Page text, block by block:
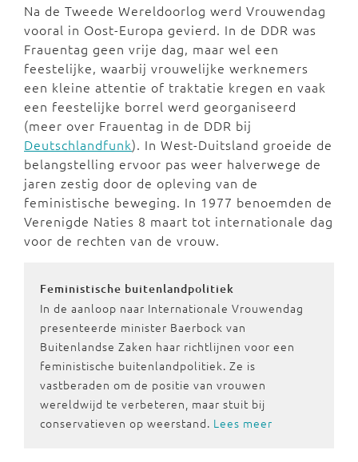
Na de Tweede Wereldoorlog werd Vrouwendag
vooral in Oost-Europa gevierd. In de DDR was
Frauentag geen vrije dag, maar wel een
feestelijke, waarbij vrouwelijke werknemers
een kleine attentie of traktatie kregen en vaak
een feestelijke borrel werd georganiseerd
(meer over Frauentag in de DDR bij
Deutschlandfunk). In West-Duitsland groeide de
belangstelling ervoor pas weer halverwege de
jaren zestig door de opleving van de
feministische beweging. In 1977 benoemden de
Verenigde Naties 8 maart tot internationale dag
voor de rechten van de vrouw.
Feministische buitenlandpolitiek
In de aanloop naar Internationale Vrouwendag
presenteerde minister Baerbock van
Buitenlandse Zaken haar richtlijnen voor een
feministische buitenlandpolitiek. Ze is
vastberaden om de positie van vrouwen
wereldwijd te verbeteren, maar stuit bij
conservatieven op weerstand. Lees meer